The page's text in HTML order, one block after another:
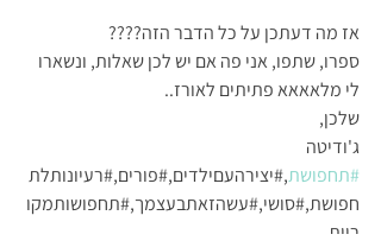
אז מה דעתכן על כל הדבר הזה????
ספרו, שתפו, אני פה אם יש לכן שאלות, ונשארו
לי מלאאאא פתיתים לאורז..
שלכן,
ג'ודיטה
#תחפושת,#יצירהעםילדים,#פורים,#רעיונותלת
חפושת,#סושי,#עשהזאתבעצמך,#תחפושותמקו
ריות